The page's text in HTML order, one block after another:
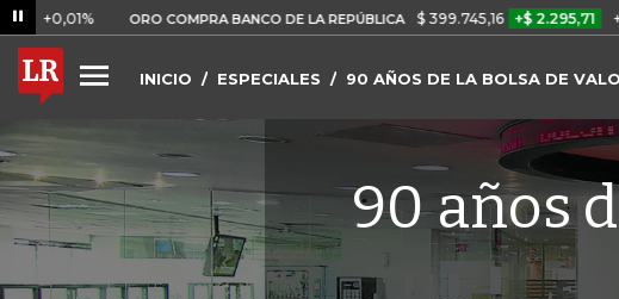
ORO COMPRA BANCO DE LA REPÚBLICA $ 399.745,16 +$ 2.295,71 +0,58%
INICIO ESPECIALES 90 AÑOS DE LA BOLSA DE
90 años